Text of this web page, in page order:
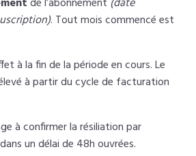
de l’abonnement (date
. Tout mois commencé est
à la fin de la période en cours. Le
à partir du cycle de facturation
à confirmer la résiliation par
un délai de 48h ouvrées.